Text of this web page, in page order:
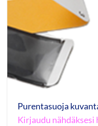
Purentasuoja
Kirjaudu nähdäksesi